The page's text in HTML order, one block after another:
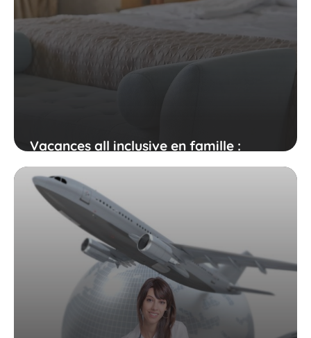
Vacances all inclusive en famille :
comment bien choisir selon la saison ?